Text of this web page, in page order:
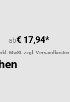
ab€ 17,94*
MwSt. zzgl. Versandkosten